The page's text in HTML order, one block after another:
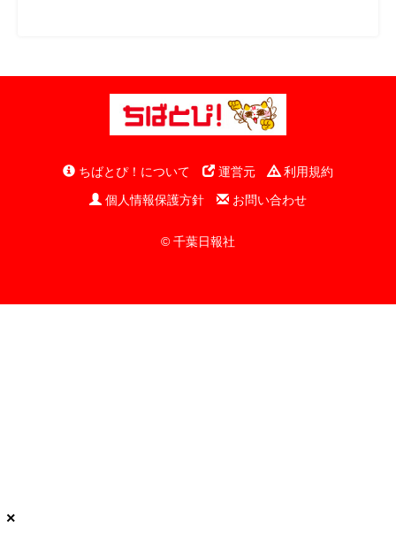
ちばとぴ！について 運営元
利用規約
個人情報保護方針
お問い合わせ
© 千葉日報社
×